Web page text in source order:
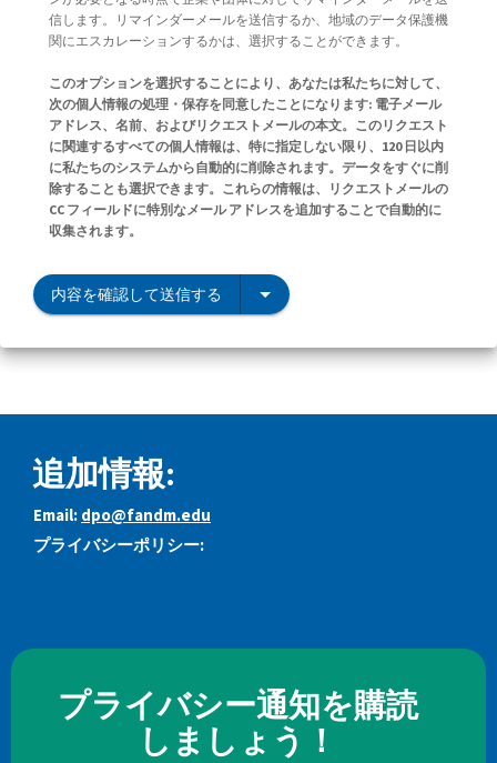
信します。リマインダーメールを送信するか、地域のデータ保護機
関にエスカレーションするかは、選択することができます。
このオプションを選択することにより、あなたは私たちに対して、
次の個人情報の処理・保存を同意したことになります: 電子メール
アドレス、名前、およびリクエストメールの本文。このリクエスト
に関連するすべての個人情報は、特に指定しない限り、120 日以内
に私たちのシステムから自動的に削除されます。データをすぐに削
除することも選択できます。これらの情報は、リクエストメールの
CC フィールドに特別なメール アドレスを追加することで自動的に
収集されます。
内容を確認して送信する
追加情報:
Email: dpo@fandm.edu
プライバシーポリシー:
プライバシー通知を購読
しましょう！